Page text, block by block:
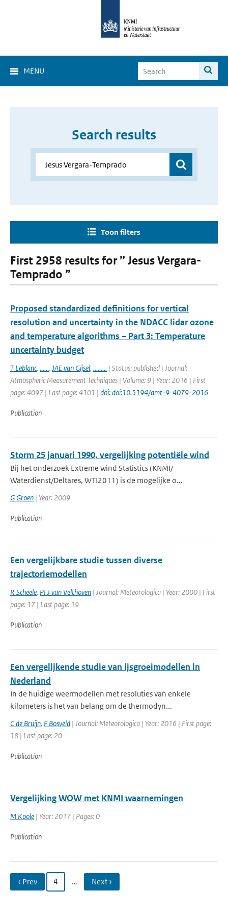
MENU
Search results
Toon filters
First 2958 results for ” Jesus Vergara-
Temprado ”
Proposed standardized definitions for vertical
resolution and uncertainty in the NDACC lidar ozone
and temperature algorithms – Part 3: Temperature
uncertainty budget
T Leblanc, ......, JAE van Gijsel, ......... | Status: published | Journal:
Atmospheric Measurement Techniques | Volume: 9 | Year: 2016 | First
page: 4097 | Last page: 4101 | doi: doi:10.5194/amt-9-4079-2016
Publication
Storm 25 januari 1990, vergelijking potentiële wind
Bij het onderzoek Extreme wind Statistics (KNMI/
Waterdienst/Deltares, WTI2011) is de mogelijke o...
G Groen | Year: 2009
Publication
Een vergelijkbare studie tussen diverse
trajectoriemodellen
R Scheele, PFJ van Velthoven | Journal: Meteorologica | Year: 2000 | First
page: 17 | Last page: 19
Publication
Een vergelijkende studie van ijsgroeimodellen in
Nederland
In de huidige weermodellen met resoluties van enkele
kilometers is het van belang om de thermodyn...
C de Bruijn, F Bosveld | Journal: Meteorologica | Year: 2016 | First page:
18 | Last page: 20
Publication
Vergelijking WOW met KNMI waarnemingen
M Koole | Year: 2017 | Pages: 0
Publication
‹ Prev 4 … Next ›